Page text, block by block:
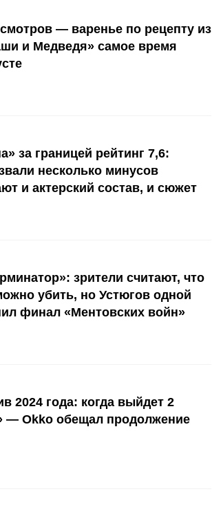
— варенье по рецепту из
и Медведя» самое время
за границей рейтинг 7,6:
несколько минусов
и актерский состав, и сюжет
зрители считают, что
убить, но Устюгов одной
финал «Ментовских войн»
2024 года: когда выйдет 2
— Okko обещал продолжение